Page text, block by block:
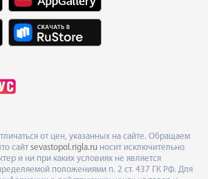
от цен, указанных на сайте. Обращаем
сайт sevastopol.rigla.ru носит исключительно
и ни при каких условиях не является
положениями п. 2 ст. 437 ГК РФ. Для